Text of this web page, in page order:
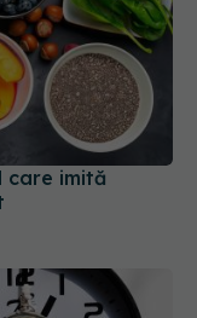
care imită